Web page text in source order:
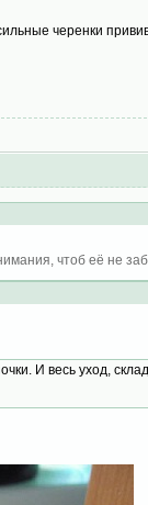
черенки
чтоб её не
И весь уход,